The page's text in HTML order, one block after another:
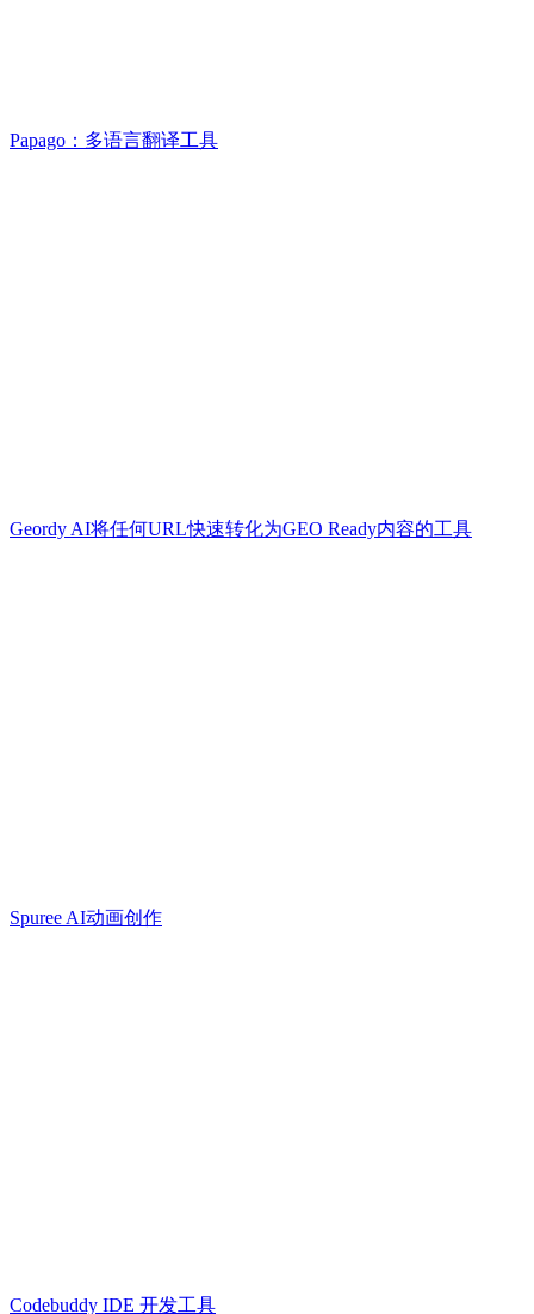
Papago：多语言翻译工具
Geordy AI将任何URL快速转化为GEO Ready内容的工具
Spuree AI动画创作
Codebuddy IDE 开发工具